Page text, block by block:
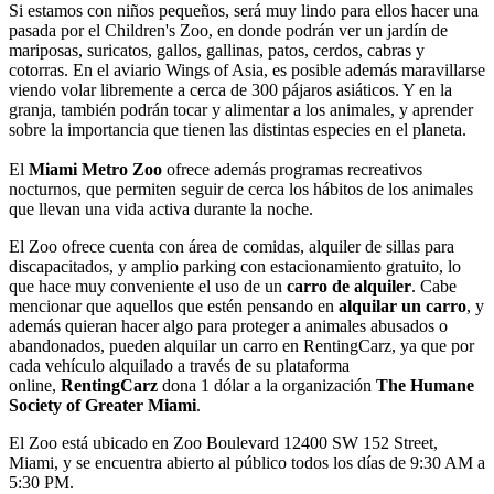
Si estamos con niños pequeños, será muy lindo para ellos hacer una
pasada por el Children's Zoo, en donde podrán ver un jardín de
mariposas, suricatos, gallos, gallinas, patos, cerdos, cabras y
cotorras. En el aviario Wings of Asia, es posible además maravillarse
viendo volar libremente a cerca de 300 pájaros asiáticos. Y en la
granja, también podrán tocar y alimentar a los animales, y aprender
sobre la importancia que tienen las distintas especies en el planeta.
El Miami Metro Zoo ofrece además programas recreativos
nocturnos, que permiten seguir de cerca los hábitos de los animales
que llevan una vida activa durante la noche.
El Zoo ofrece cuenta con área de comidas, alquiler de sillas para
discapacitados, y amplio parking con estacionamiento gratuito, lo
que hace muy conveniente el uso de un carro de alquiler. Cabe
mencionar que aquellos que estén pensando en alquilar un carro, y
además quieran hacer algo para proteger a animales abusados o
abandonados, pueden alquilar un carro en RentingCarz, ya que por
cada vehículo alquilado a través de su plataforma
online, RentingCarz dona 1 dólar a la organización The Humane
Society of Greater Miami.
El Zoo está ubicado en Zoo Boulevard 12400 SW 152 Street,
Miami, y se encuentra abierto al público todos los días de 9:30 AM a
5:30 PM.